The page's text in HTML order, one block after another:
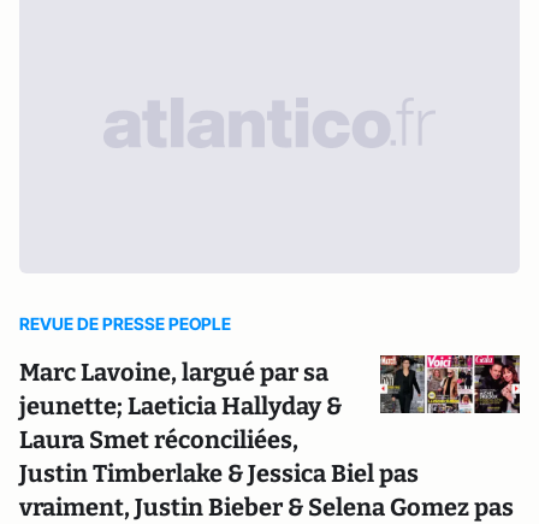
REVUE DE PRESSE PEOPLE
Marc Lavoine, largué par sa
jeunette; Laeticia Hallyday &
Laura Smet réconciliées,
Justin Timberlake & Jessica Biel pas
vraiment, Justin Bieber & Selena Gomez pas